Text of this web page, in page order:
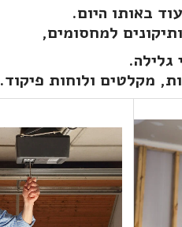
באותו היום.
למחסומים,
גלילה.
מקלטים ולוחות פיקוד.